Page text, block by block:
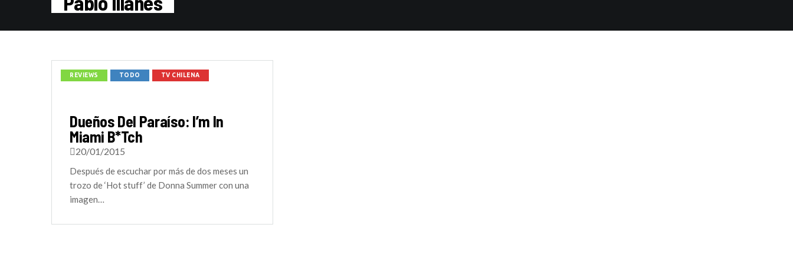
REVIEWS TODO TV CHILENA
Dueños Del Paraíso: I’m In
Miami B*tch
20/01/2015
Después de escuchar por más de dos meses un
trozo de ‘Hot stuff’ de Donna Summer con una
imagen…